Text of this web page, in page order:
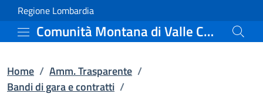
Vai al contenuto principale
Lavori di regimazione
Regione Lombardia
Comunità Montana di Valle Camonica
Home / Amm. Trasparente /
Bandi di gara e contratti /